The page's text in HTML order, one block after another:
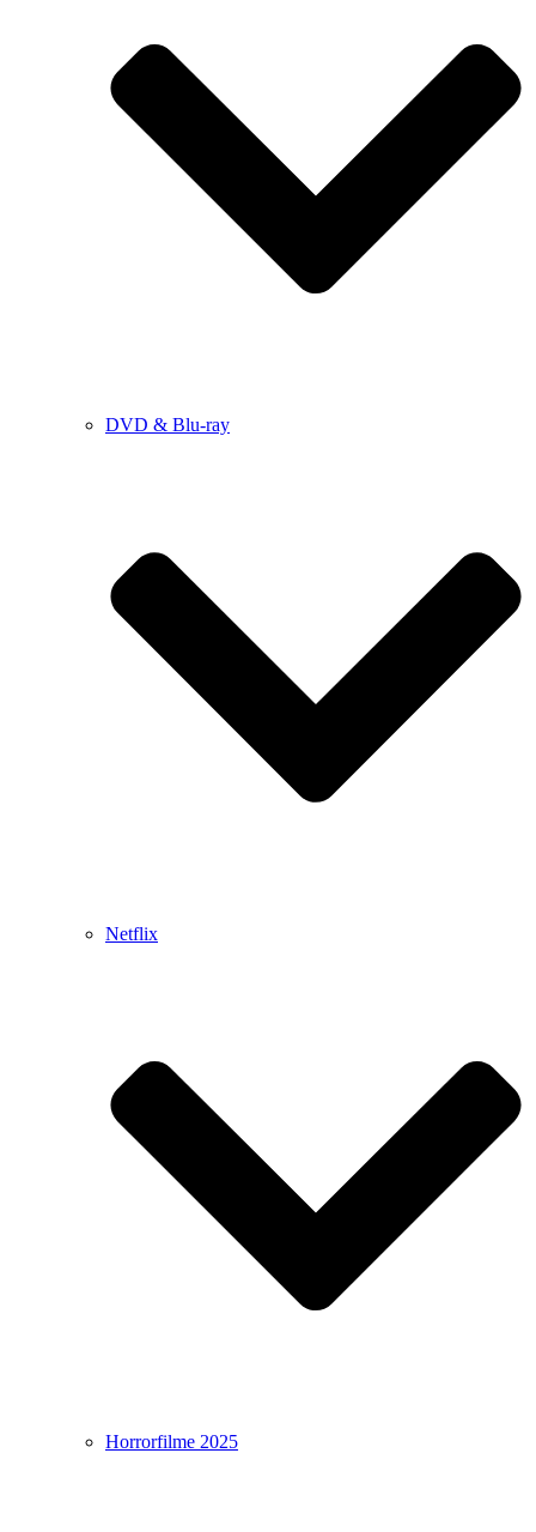
DVD & Blu-ray
Netflix
Horrorfilme 2025